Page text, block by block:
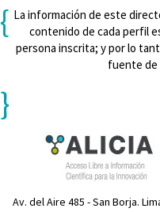
{ La información de este
contenido de cada perfil
persona inscrita; y por lo
fuente de
}
Av. del Aire 485 - San Borja.